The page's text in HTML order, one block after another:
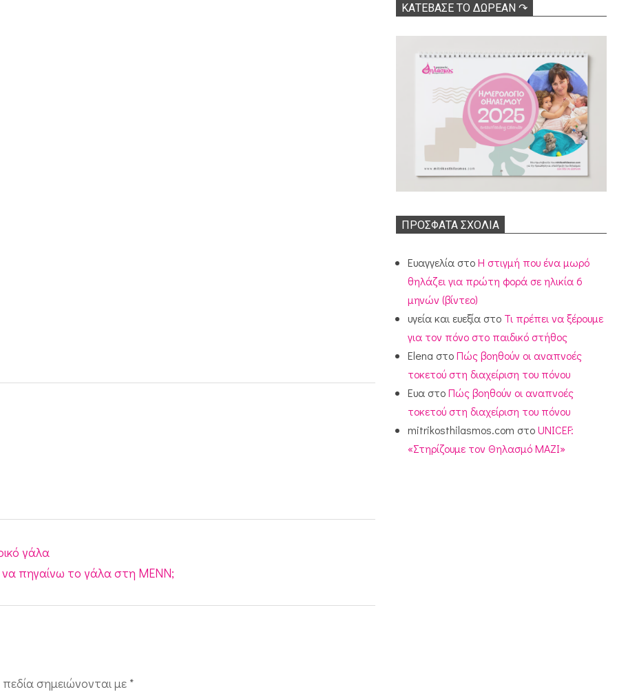
γάλα
να πηγαίνω το γάλα στη ΜΕΝΝ;
σημειώνονται με *
ΚΑΤΕΒΑΣΕ ΤΟ ΔΩΡΕΑΝ ↷
ΠΡΌΣΦΑΤΑ ΣΧΌΛΙΑ
Ευαγγελία στοΗ στιγμή που ένα μωρό
θηλάζει για πρώτη φορά σε ηλικία 6
μηνών (βίντεο)
υγεία και ευεξία στο Τι πρέπει να ξέρουμε
για τον πόνο στο παιδικό στήθος
Elena στοΠώς βοηθούν οι αναπνοές
τοκετού στη διαχείριση του πόνου
Ευα στοΠώς βοηθούν οι αναπνοές
τοκετού στη διαχείριση του πόνου
mitrikosthilasmos.com στοUNICEF:
«Στηρίζουμε τον Θηλασμό ΜΑΖΙ»